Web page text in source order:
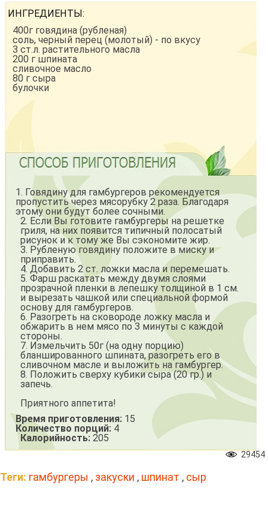
ИНГРЕДИЕНТЫ:
400г говядина (рубленая)
соль, черный перец (молотый) - по вкусу
3 ст.л. растительного масла
200 г шпината
сливочное масло
80 г сыра
булочки
1. Говядину для гамбургеров рекомендуется
пропустить через мясорубку 2 раза. Благодаря
этому они будут более сочными.
2. Если Вы готовите гамбургеры на решетке
гриля, на них появится типичный полосатый
рисунок и к тому же Вы сэкономите жир.
3. Рубленую говядину положите в миску и
приправить.
4. Добавить 2 ст. ложки масла и перемешать.
5. Фарш раскатать между двумя слоями
прозрачной пленки в лепешку толщиной в 1 см.
и вырезать чашкой или специальной формой
основу для гамбургеров.
6. Разогреть на сковороде ложку масла и
обжарить в нем мясо по 3 минуты с каждой
стороны.
7. Измельчить 50г (на одну порцию)
бланшированного шпината, разогреть его в
сливочном масле и выложить на гамбургер.
8. Положить сверху кубики сыра (20 гр.) и
запечь.
Приятного аппетита!
Время приготовления: 15
Количество порций: 4
Калорийность:205
29454
Теги: гамбургеры , закуски , шпинат , сыр